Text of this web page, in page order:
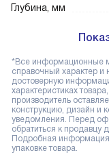
Глубина, мм
*Все информационные
справочный характер и
достоверную
характеристиках
производитель
конструкцию, дизайн и
уведомления. Перед
обратиться к продавцу
Подробная информация
упаковке товара.